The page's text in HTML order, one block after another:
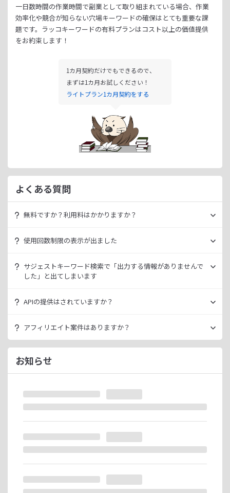
一日数時間の作業時間で副業として取り組まれている場合、 作業
効率化や競合が知らない穴場キーワードの確保はとても重要な課
題です。 ラッコキーワードの有料プランはコスト以上の価値提供
をお約束します！
1カ月契約だけでもできるので、
まずは1カ月お試しください！
ライトプラン1カ月契約をする
よくある質問
無料ですか？利用料はかかりますか？
いきなり課金されるようなことはございませんので、安心し
ただ、有料プランを利用することでよりニッチなキーワード
上させることができます。
使用回数制限の表示が出ました
ラッコID（メールアドレスのみ30秒登録）にご登録いただく
ことで制限が緩和されます。（※制限リセットは0時）
ご登録済みで制限に到達された場合は、有料プランのご利用
サジェストキーワード検索で「出力する情報がありませんで
した」と出てしまいます
ッコキーワードでも出力することができません。
サジェスト情報を出さない仕様になっております。
今後はサジェスト以外のキーワード取得手段も有料プランに
て提供してまいりますので、そちらにて対応できる見通しで
ございます。
APIの提供はされていますか？
詳細は ラッコキーワードAPIドキュメント
い。
アフィリエイト案件はありますか？
ラッコIDアフィリエイトにて、「ラッコキーワード」のアフ
ィリエイト案件をお取り扱いいたしております。
無料のユーザー登録、利用開始（初回ログイン）と有料プラ
※ラッコIDの重複登録と思われる場合は、成果が発生いたし
ません。
ラッコIDアフィリエイトは、「ユーザー情報」「銀行口座情
報」をご登録いただくことで即日ご利用開始いただけます。
お知らせ